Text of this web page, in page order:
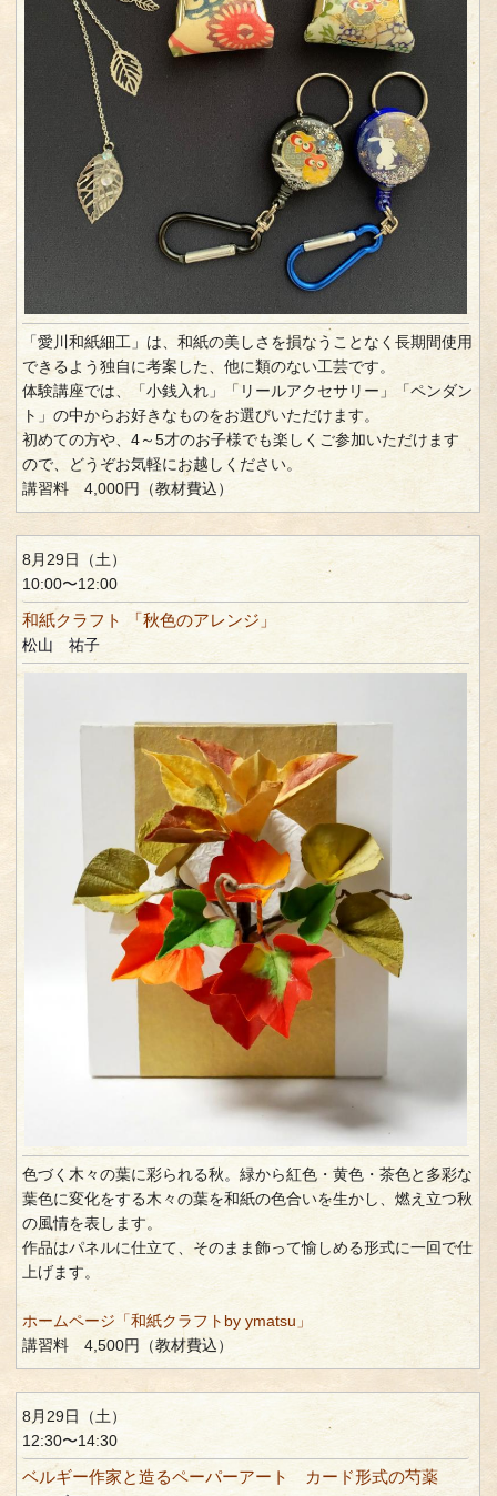
「愛川和紙細工」は、和紙の美しさを損なうことなく長期間使用
できるよう独自に考案した、他に類のない工芸です。
体験講座では、「小銭入れ」「リールアクセサリー」「ペンダン
ト」の中からお好きなものをお選びいただけます。
初めての方や、4～5才のお子様でも楽しくご参加いただけます
ので、どうぞお気軽にお越しください。
講習料 4,000円（教材費込）
8月29日（土）
10:00〜12:00
和紙クラフト 「秋色のアレンジ」
松山 祐子
色づく木々の葉に彩られる秋。緑から紅色・黄色・茶色と多彩な
葉色に変化をする木々の葉を和紙の色合いを生かし、燃え立つ秋
の風情を表します。
作品はパネルに仕立て、そのまま飾って愉しめる形式に一回で仕
上げます。
ホームページ「和紙クラフトby ymatsu」
講習料 4,500円（教材費込）
8月29日（土）
12:30〜14:30
ベルギー作家と造るペーパーアート カード形式の芍薬